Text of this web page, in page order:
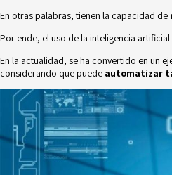
En otras palabras, tienen la capacidad de
Por ende, el uso de la inteligencia
En la actualidad, se ha convertido en un
considerando que puede automatizar